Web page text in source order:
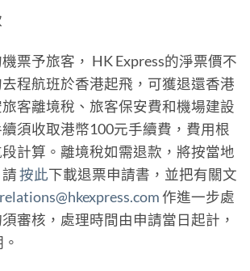
票予旅客， HK Express的淨票價不
程航班於香港起飛，可獲退還香港
客離境稅、旅客保安費和機場建設
須收取港幣100元手續費，費用根
計算。離境稅如需退款，將按當地
按此下載退票申請書，並把有關文
作進一步處
審核，處理時間由申請當日起計，